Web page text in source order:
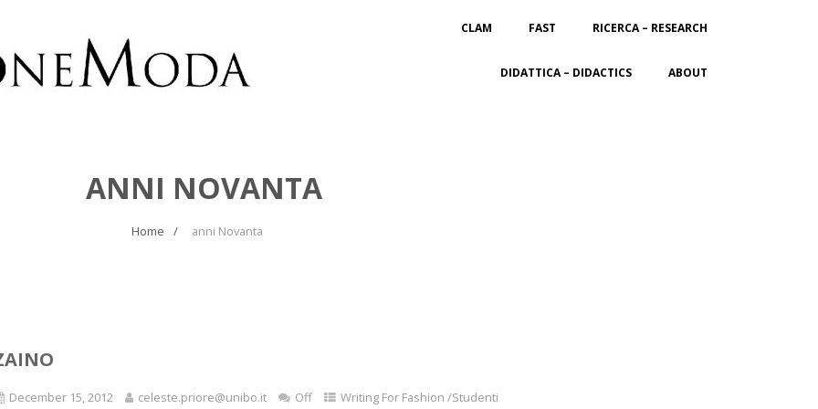
CLAM FAST RICERCA – RESEARCH
DIDATTICA – DIDACTICS ABOUT
ANNI NOVANTA
Home anni Novanta
December 15, 2012 celeste.priore@unibo.it Off Writing For Fashion /Studenti